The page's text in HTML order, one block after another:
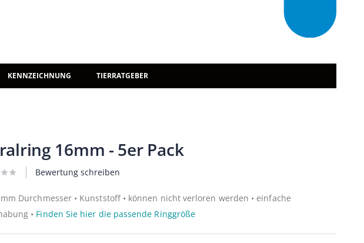
KENNZEICHNUNG TIERRATGEBER
16mm - 5er Pack
Bewertung schreiben
mm Durchmesser • Kunststoff • können nicht verloren werden • einfache
• Finden Sie hier die passende Ringgröße